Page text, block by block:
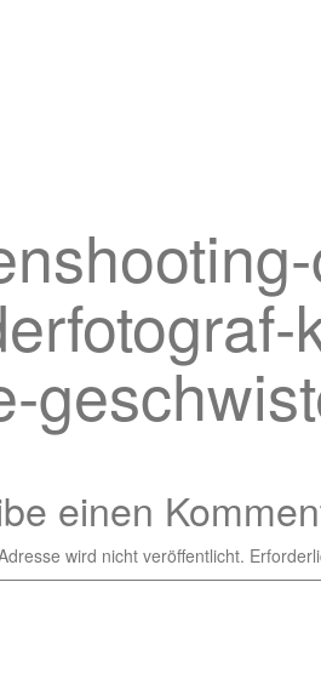
einen
wird nicht veröffentlicht.